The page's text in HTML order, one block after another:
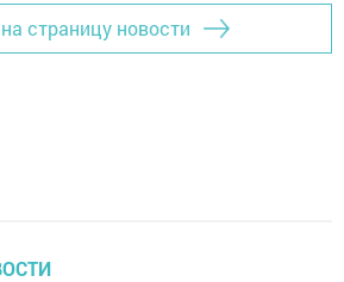
страницу новости